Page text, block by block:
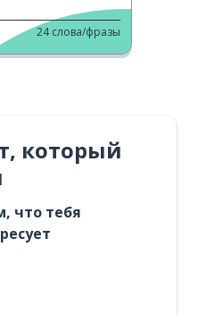
24 слова/фразы
который
что тебя